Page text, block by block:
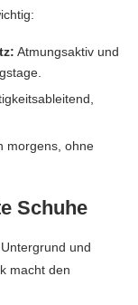
Atmungsaktiv und
morgens, ohne
Schuhe
und
macht den